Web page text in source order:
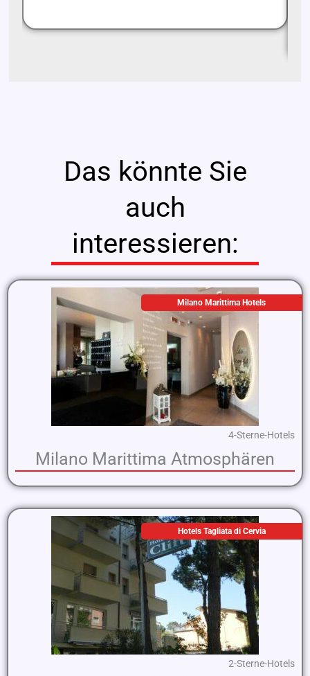
Das könnte Sie
auch
interessieren:
Milano Marittima Hotels
4-Sterne-Hotels
Milano Marittima Atmosphären
Hotels Tagliata di Cervia
2-Sterne-Hotels